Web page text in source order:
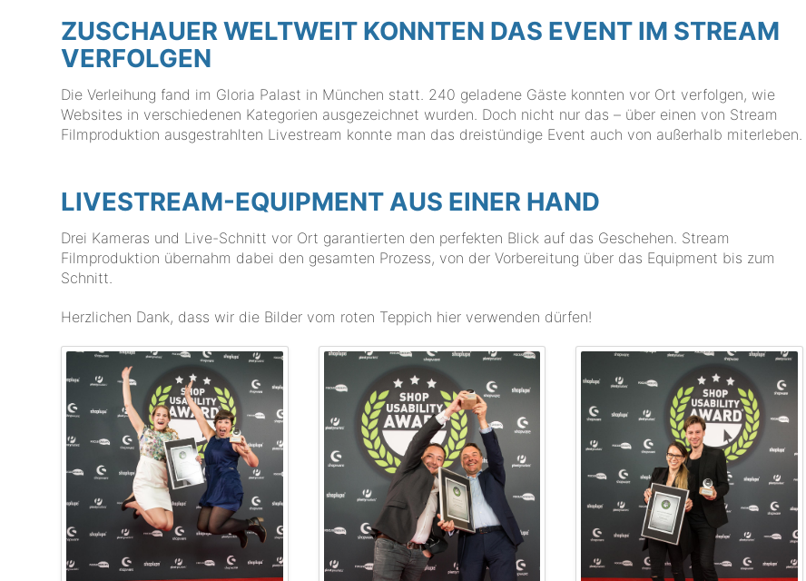
ZUSCHAUER WELTWEIT KONNTEN DAS EVENT IM STREAM
VERFOLGEN
Die Verleihung fand im Gloria Palast in München statt. 240 geladene Gäste konnten vor Ort verfolgen, wie
Websites in verschiedenen Kategorien ausgezeichnet wurden. Doch nicht nur das – über einen von Stream
Filmproduktion ausgestrahlten Livestream konnte man das dreistündige Event auch von außerhalb miterleben.
LIVESTREAM-EQUIPMENT AUS EINER HAND
Drei Kameras und Live-Schnitt vor Ort garantierten den perfekten Blick auf das Geschehen. Stream
Filmproduktion übernahm dabei den gesamten Prozess, von der Vorbereitung über das Equipment bis zum
Schnitt.
Herzlichen Dank, dass wir die Bilder vom roten Teppich hier verwenden dürfen!